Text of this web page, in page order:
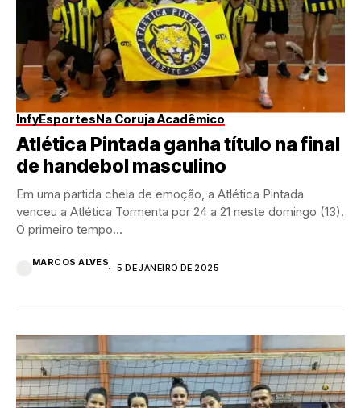
InfyEsportesNa Coruja Acadêmico
Atlética Pintada ganha título na final
de handebol masculino
Em uma partida cheia de emoção, a Atlética Pintada
venceu a Atlética Tormenta por 24 a 21 neste domingo (13).
O primeiro tempo...
MARCOS ALVES
5 DE JANEIRO DE 2025